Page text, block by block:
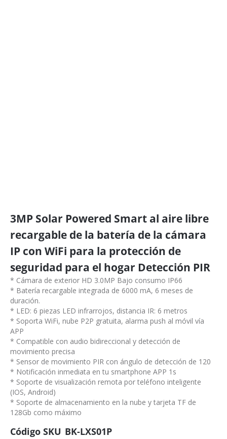
3MP Solar Powered Smart al aire libre
recargable de la batería de la cámara
IP con WiFi para la protección de
seguridad para el hogar Detección PIR
* Cámara de exterior HD 3.0MP Bajo consumo IP66
* Batería recargable integrada de 6000 mA, 6 meses de
duración.
* LED: 6 piezas LED infrarrojos, distancia IR: 6 metros
* Soporta WiFi, nube P2P gratuita, alarma push al móvil vía
APP
* Compatible con audio bidireccional y detección de
movimiento precisa
* Sensor de movimiento PIR con ángulo de detección de 120
* Notificación inmediata en tu smartphone APP 1s
* Soporte de visualización remota por teléfono inteligente
(IOS, Android)
* Soporte de almacenamiento en la nube y tarjeta TF de
128Gb como máximo
Código SKU BK-LXS01P